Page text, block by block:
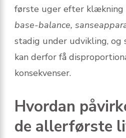
første uger efter klækning
base-balance,
stadig under udvikling, og
kan derfor få
konsekvenser.
Hvordan
de allerførste